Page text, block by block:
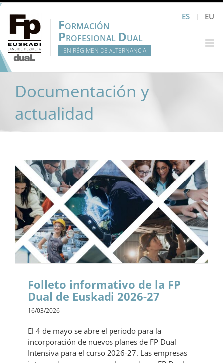
Saltar
contenido
ES EU
FORMACIÓN
PROFESIONAL DUAL
EN RÉGIMEN DE ALTERNANCIA
Documentación y
actualidad
Folleto informativo de la FP
Dual de Euskadi 2026-27
16/03/2026
El 4 de mayo se abre el periodo para la
incorporación de nuevos planes de FP Dual
Intensiva para el curso 2026-27. Las empresas